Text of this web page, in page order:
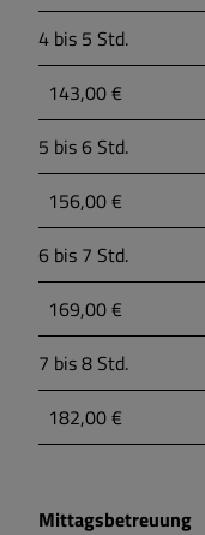
4 bis 5 Std.
143,00 €
5 bis 6 Std.
156,00 €
6 bis 7 Std.
169,00 €
7 bis 8 Std.
182,00 €
Mittagsbetreuung